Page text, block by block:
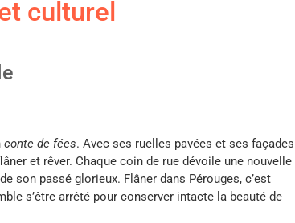
culturel
conte de fées. Avec ses ruelles pavées et ses façades
et rêver. Chaque coin de rue dévoile une nouvelle
son passé glorieux. Flâner dans Pérouges, c’est
s’être arrêté pour conserver intacte la beauté de